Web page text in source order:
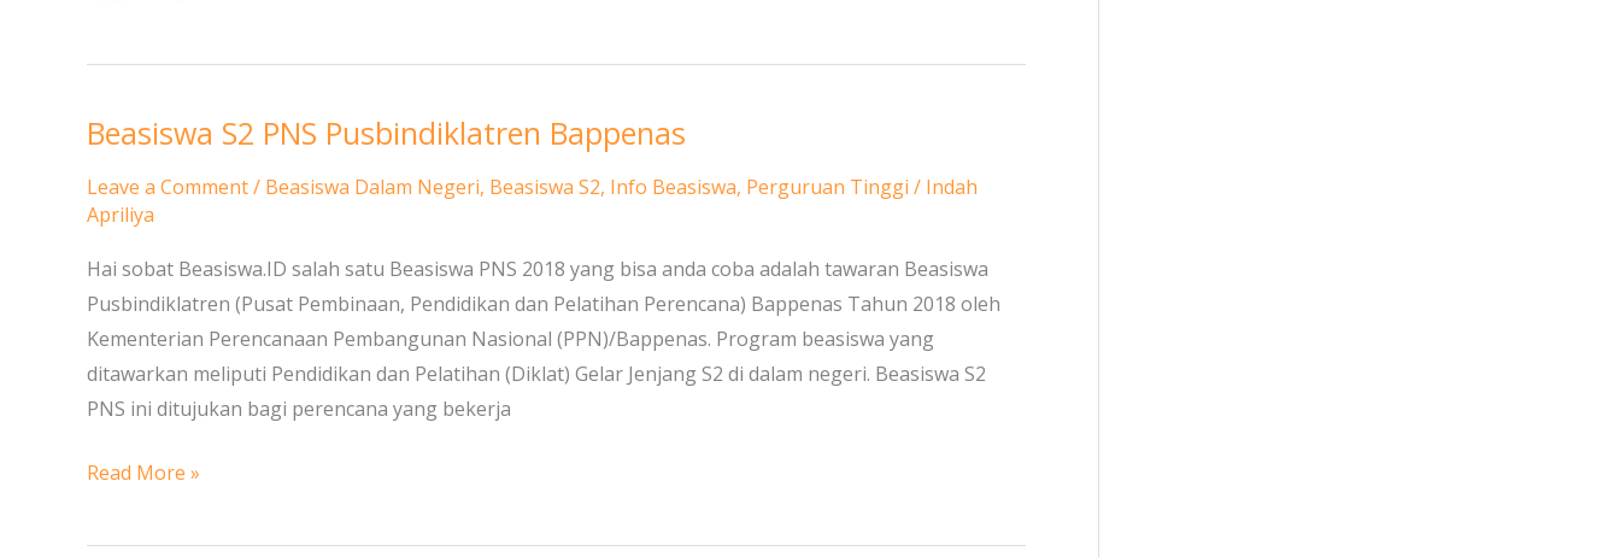
Beasiswa S2 PNS Pusbindiklatren Bappenas
Leave a Comment/ Beasiswa Dalam Negeri, Beasiswa S2, Info Beasiswa, Perguruan Tinggi / Indah
Apriliya
Hai sobat Beasiswa.ID salah satu Beasiswa PNS 2018 yang bisa anda coba adalah tawaran Beasiswa
Pusbindiklatren (Pusat Pembinaan, Pendidikan dan Pelatihan Perencana) Bappenas Tahun 2018 oleh
Kementerian Perencanaan Pembangunan Nasional (PPN)/Bappenas. Program beasiswa yang
ditawarkan meliputi Pendidikan dan Pelatihan (Diklat) Gelar Jenjang S2 di dalam negeri. Beasiswa S2
PNS ini ditujukan bagi perencana yang bekerja
Beasiswa
PNS
Pusbindiklatren
Bappenas
Read More »